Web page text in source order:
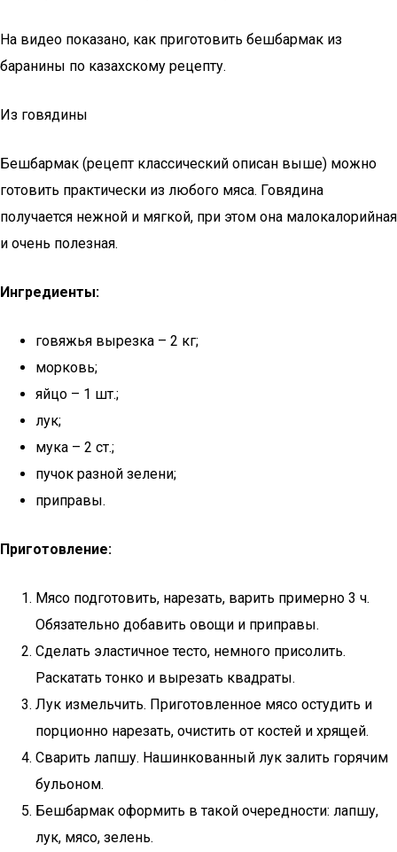
На видео показано, как приготовить бешбармак из
баранины по казахскому рецепту.
Из говядины
Бешбармак (рецепт классический описан выше) можно
готовить практически из любого мяса. Говядина
получается нежной и мягкой, при этом она малокалорийная
и очень полезная.
Ингредиенты:
говяжья вырезка – 2 кг;
морковь;
яйцо – 1 шт.;
лук;
мука – 2 ст.;
пучок разной зелени;
приправы.
Приготовление:
Мясо подготовить, нарезать, варить примерно 3 ч.
Обязательно добавить овощи и приправы.
Сделать эластичное тесто, немного присолить.
Раскатать тонко и вырезать квадраты.
Лук измельчить. Приготовленное мясо остудить и
порционно нарезать, очистить от костей и хрящей.
Сварить лапшу. Нашинкованный лук залить горячим
бульоном.
Бешбармак оформить в такой очередности: лапшу,
лук, мясо, зелень.